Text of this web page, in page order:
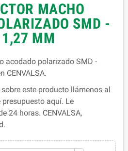
MACHO
SMD -
MM
acodado polarizado SMD -
CENVALSA.
este producto llámenos al
aquí. Le
24 horas. CENVALSA,